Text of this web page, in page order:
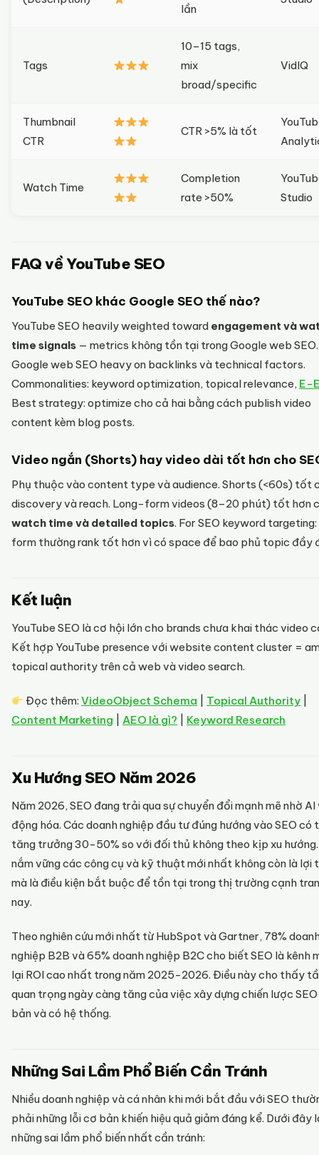
lần
Tags
10–15 tags,
mix
broad/specific
VidIQ
Thumbnail
CTR
CTR >5% là tốt
Watch Time
Completion
rate >50%
Studio
FAQ về YouTube SEO
YouTube SEO khác Google SEO thế nào?
YouTube SEO heavily weighted toward engagement và
time signals — metrics không tồn tại trong Google web SEO.
Google web SEO heavy on backlinks và technical factors.
Commonalities: keyword optimization, topical relevance, E-
Best strategy: optimize cho cả hai bằng cách publish video
content kèm blog posts.
Video ngắn (Shorts) hay video dài tốt hơn cho
Phụ thuộc vào content type và audience. Shorts (<60s) tốt
discovery và reach. Long-form videos (8–20 phút) tốt hơn
watch time và detailed topics. For SEO keyword
form thường rank tốt hơn vì có space để bao phủ topic đầy
Kết luận
YouTube SEO là cơ hội lớn cho brands chưa khai thác video
Kết hợp YouTube presence với website content cluster =
topical authority trên cả web và video search.
Đọc thêm:VideoObject Schema Topical Authority
Content Marketing
AEO là gì? Keyword Research
Xu Hướng SEO Năm 2026
Năm 2026, SEO đang trải qua sự chuyển đổi mạnh mẽ nhờ
động hóa. Các doanh nghiệp đầu tư đúng hướng vào SEO có
tăng trưởng 30-50% so với đối thủ không theo kịp xu
nắm vững các công cụ và kỹ thuật mới nhất không còn là lợi
mà là điều kiện bắt buộc để tồn tại trong thị trường cạnh
nay.
Theo nghiên cứu mới nhất từ HubSpot và Gartner, 78%
nghiệp B2B và 65% doanh nghiệp B2C cho biết SEO là kênh
lại ROI cao nhất trong năm 2025-2026. Điều này cho thấy
quan trọng ngày càng tăng của việc xây dựng chiến lược
bản và có hệ thống.
Những Sai Lầm Phổ Biến Cần Tránh
Nhiều doanh nghiệp và cá nhân khi mới bắt đầu với SEO
phải những lỗi cơ bản khiến hiệu quả giảm đáng kể. Dưới đây
những sai lầm phổ biến nhất cần tránh: